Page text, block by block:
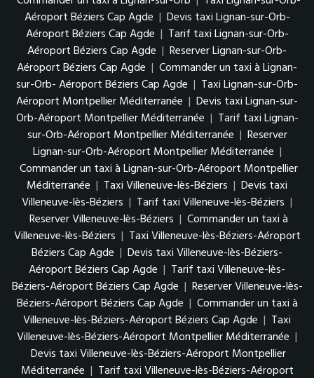
Aéroport Béziers Cap Agde | Devis taxi Lignan-sur-Orb-
Aéroport Béziers Cap Agde | Tarif taxi Lignan-sur-Orb-
Aéroport Béziers Cap Agde | Reserver Lignan-sur-Orb-
Aéroport Béziers Cap Agde | Commander un taxi à Lignan-
sur-Orb- Aéroport Béziers Cap Agde | Taxi Lignan-sur-Orb-
Aéroport Montpellier Méditerranée | Devis taxi Lignan-sur-
Orb-Aéroport Montpellier Méditerranée | Tarif taxi Lignan-
sur-Orb-Aéroport Montpellier Méditerranée | Reserver
Lignan-sur-Orb-Aéroport Montpellier Méditerranée |
Commander un taxi à Lignan-sur-Orb-Aéroport Montpellier
Méditerranée | Taxi Villeneuve-lès-Béziers | Devis taxi
Villeneuve-lès-Béziers | Tarif taxi Villeneuve-lès-Béziers |
Reserver Villeneuve-lès-Béziers | Commander un taxi à
Villeneuve-lès-Béziers | Taxi Villeneuve-lès-Béziers-Aéroport
Béziers Cap Agde | Devis taxi Villeneuve-lès-Béziers-
Aéroport Béziers Cap Agde | Tarif taxi Villeneuve-lès-
Béziers-Aéroport Béziers Cap Agde | Reserver Villeneuve-lès-
Béziers-Aéroport Béziers Cap Agde | Commander un taxi à
Villeneuve-lès-Béziers-Aéroport Béziers Cap Agde | Taxi
Villeneuve-lès-Béziers-Aéroport Montpellier Méditerranée |
Devis taxi Villeneuve-lès-Béziers-Aéroport Montpellier
Méditerranée | Tarif taxi Villeneuve-lès-Béziers-Aéroport